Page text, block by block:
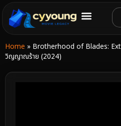
Home » Brotherhood of Blades:
วิญญาณร้าย (2024)